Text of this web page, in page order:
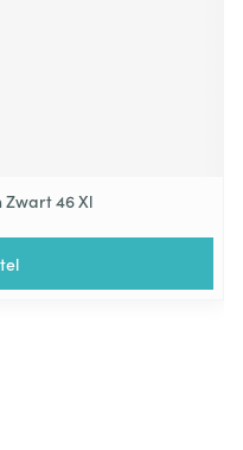
46 Xl